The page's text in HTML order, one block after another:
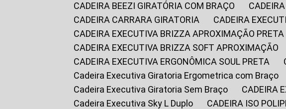
CADEIRA BEEZI GIRATÓRIA COM BRAÇO
CADEIRA CARRARA GIRATORIA
CADEIRA
CADEIRA EXECUTIVA BRIZZA APROXIMAÇÃO PRETA
CADEIRA EXECUTIVA BRIZZA SOFT APROXIMAÇÃO
CADEIRA EXECUTIVA ERGONÔMICA SOUL PRETA
Cadeira Executiva Giratoria Ergometrica com Braço
Cadeira Executiva Giratoria Sem Braço
CADEIRA
Cadeira Executiva Sky L Duplo
CADEIRA ISO